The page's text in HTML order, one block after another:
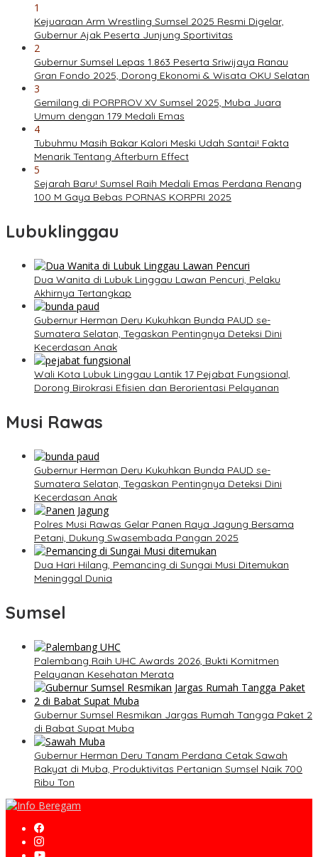
1
Kejuaraan Arm Wrestling Sumsel 2025 Resmi Digelar,
Gubernur Ajak Peserta Junjung Sportivitas
2
Gubernur Sumsel Lepas 1.863 Peserta Sriwijaya Ranau
Gran Fondo 2025, Dorong Ekonomi & Wisata OKU Selatan
3
Gemilang di PORPROV XV Sumsel 2025, Muba Juara
Umum dengan 179 Medali Emas
4
Tubuhmu Masih Bakar Kalori Meski Udah Santai! Fakta
Menarik Tentang Afterburn Effect
5
Sejarah Baru! Sumsel Raih Medali Emas Perdana Renang
100 M Gaya Bebas PORNAS KORPRI 2025
Lubuklinggau
Dua Wanita di Lubuk Linggau Lawan Pencuri, Pelaku
Akhirnya Tertangkap
Gubernur Herman Deru Kukuhkan Bunda PAUD se-
Sumatera Selatan, Tegaskan Pentingnya Deteksi Dini
Kecerdasan Anak
Wali Kota Lubuk Linggau Lantik 17 Pejabat Fungsional,
Dorong Birokrasi Efisien dan Berorientasi Pelayanan
Musi Rawas
Gubernur Herman Deru Kukuhkan Bunda PAUD se-
Sumatera Selatan, Tegaskan Pentingnya Deteksi Dini
Kecerdasan Anak
Polres Musi Rawas Gelar Panen Raya Jagung Bersama
Petani, Dukung Swasembada Pangan 2025
Dua Hari Hilang, Pemancing di Sungai Musi Ditemukan
Meninggal Dunia
Sumsel
Palembang Raih UHC Awards 2026, Bukti Komitmen
Pelayanan Kesehatan Merata
Gubernur Sumsel Resmikan Jargas Rumah Tangga Paket 2
di Babat Supat Muba
Gubernur Herman Deru Tanam Perdana Cetak Sawah
Rakyat di Muba, Produktivitas Pertanian Sumsel Naik 700
Ribu Ton